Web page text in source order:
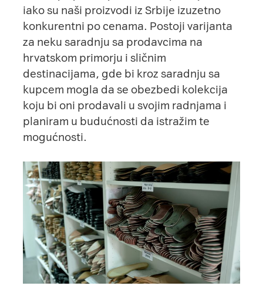
iako su naši proizvodi iz Srbije izuzetno
konkurentni po cenama. Postoji varijanta
za neku saradnju sa prodavcima na
hrvatskom primorju i sličnim
destinacijama, gde bi kroz saradnju sa
kupcem mogla da se obezbedi kolekcija
koju bi oni prodavali u svojim radnjama i
planiram u budućnosti da istražim te
mogućnosti.